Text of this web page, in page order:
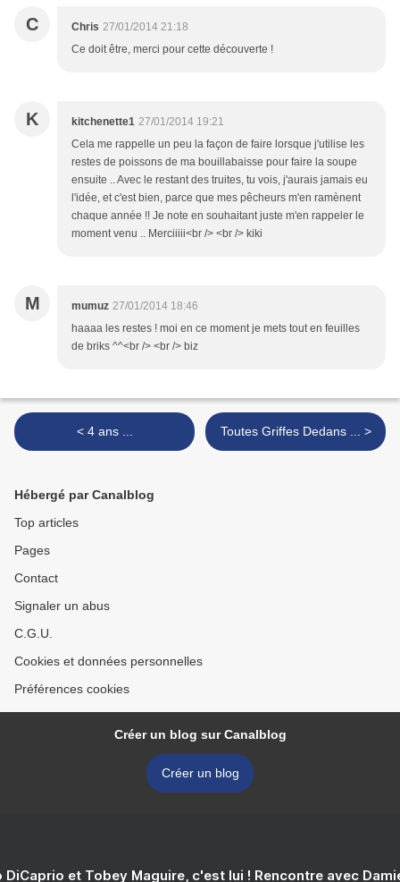
C Chris 27/01/2014 21:18
Ce doit être, merci pour cette découverte !
K kitchenette1 27/01/2014 19:21
Cela me rappelle un peu la façon de faire lorsque j'utilise les
restes de poissons de ma bouillabaisse pour faire la soupe
ensuite .. Avec le restant des truites, tu vois, j'aurais jamais eu
l'idée, et c'est bien, parce que mes pêcheurs m'en ramènent
chaque année !! Je note en souhaitant juste m'en rappeler le
moment venu .. Merciiiii<br /> <br /> kiki
M mumuz 27/01/2014 18:46
haaaa les restes ! moi en ce moment je mets tout en feuilles
de briks ^^<br /> <br /> biz
< 4 ans ... Toutes Griffes Dedans ... >
Hébergé par Canalblog
Top articles
Pages
Contact
Signaler un abus
C.G.U.
Cookies et données personnelles
Préférences cookies
Créer un blog sur Canalblog
Créer un blog
DiCaprio et Tobey Maguire, c'est lui ! Rencontre avec